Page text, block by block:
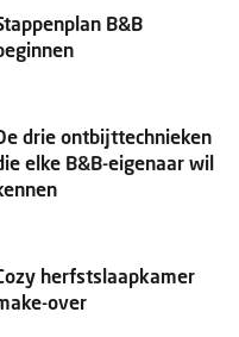
B&B
drie ontbijttechnieken
elke B&B-eigenaar wil
herfstslaapkamer
over